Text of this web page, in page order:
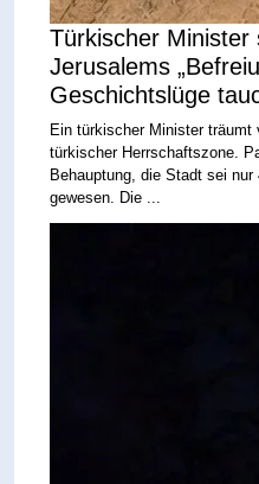
Türkischer Minister
Jerusalems
Geschichtslüge
Ein türkischer Minister
türkischer Herrschaftszone.
Behauptung, die Stadt sei
gewesen. Die ...